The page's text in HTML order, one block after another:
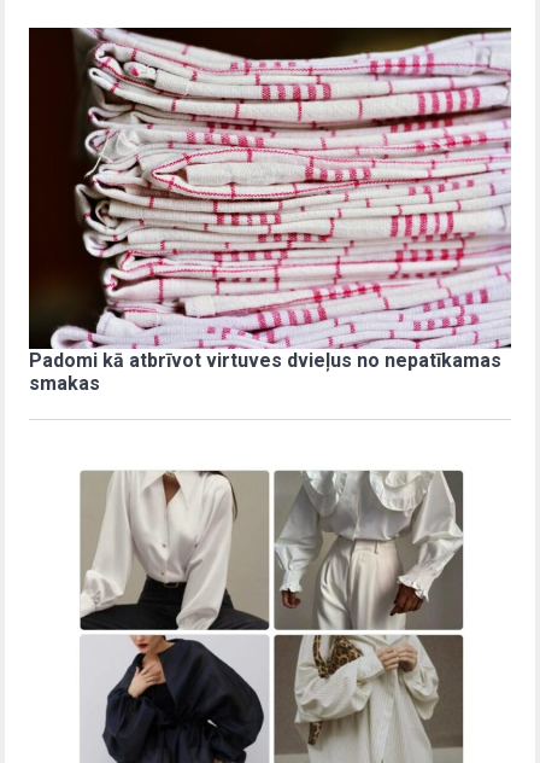
Padomi kā atbrīvot virtuves dvieļus no nepatīkamas
smakas